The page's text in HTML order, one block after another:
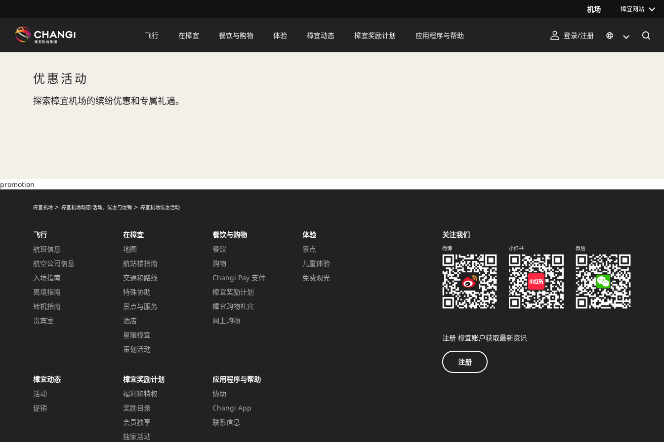
机场 樟宜网站
飞行 在樟宜 餐饮与购物 体验 樟宜动态 樟宜奖励计划 应用程序与帮助 登录/注册
言:
优惠活动
探索樟宜机场的缤纷优惠和专属礼遇。
promotion
樟宜机场 樟宜机场动态:活动、优惠与促销 樟宜机场优惠活动
飞行
航班信息
航空公司信息
入境指南
离境指南
转机指南
贵宾室
在樟宜
地图
航站楼指南
交通和路线
特殊协助
景点与服务
酒店
星耀樟宜
策划活动
餐饮与购物
餐饮
购物
Changi Pay 支付
樟宜奖励计划
樟宜购物礼宾
网上购物
体验
景点
儿童体验
免费观光
樟宜动态
活动
促销
樟宜奖励计划
福利和特权
奖励目录
会员独享
独家活动
应用程序与帮助
协助
Changi App
联系信息
关注我们
微博 小红书 微信
注册 樟宜账户获取最新资讯
注册